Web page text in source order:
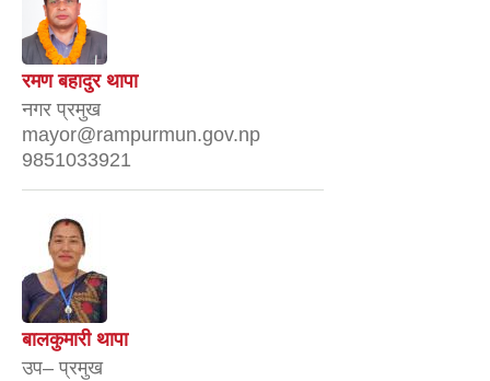
रमण बहादुर थापा
नगर प्रमुख
mayor@rampurmun.gov.np
9851033921
बालकुमारी थापा
उप– प्रमुख